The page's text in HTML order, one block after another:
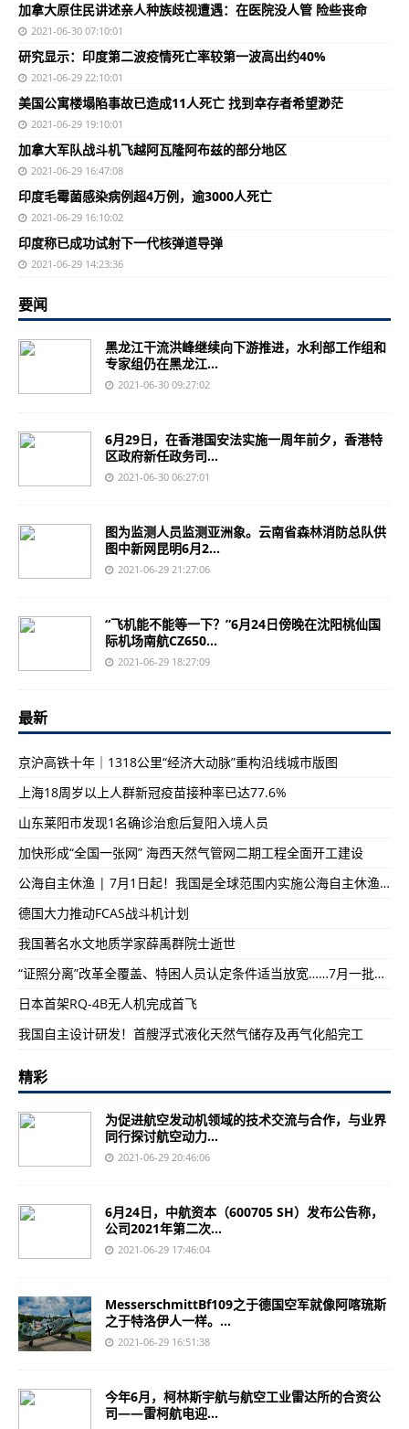
加拿大原住民讲述亲人种族歧视遭遇：在医院没人管 险些丧命
2021-06-30 07:10:01
研究显示：印度第二波疫情死亡率较第一波高出约40%
2021-06-29 22:10:01
美国公寓楼塌陷事故已造成11人死亡 找到幸存者希望渺茫
2021-06-29 19:10:01
加拿大军队战斗机飞越阿瓦隆阿布兹的部分地区
2021-06-29 16:47:08
印度毛霉菌感染病例超4万例，逾3000人死亡
2021-06-29 16:10:02
印度称已成功试射下一代核弹道导弹
2021-06-29 14:23:36
要闻
黑龙江干流洪峰继续向下游推进，水利部工作组和
专家组仍在黑龙江...
2021-06-30 09:27:02
6月29日，在香港国安法实施一周年前夕，香港特
区政府新任政务司...
2021-06-30 06:27:01
图为监测人员监测亚洲象。云南省森林消防总队供
图中新网昆明6月2...
2021-06-29 21:27:06
“飞机能不能等一下？”6月24日傍晚在沈阳桃仙国
际机场南航CZ650...
2021-06-29 18:27:09
最新
京沪高铁十年｜1318公里“经济大动脉”重构沿线城市版图
上海18周岁以上人群新冠疫苗接种率已达77.6%
山东莱阳市发现1名确诊治愈后复阳入境人员
加快形成“全国一张网” 海西天然气管网二期工程全面开工建设
公海自主休渔 | 7月1日起！我国是全球范围内实施公海自主休渔措施的首个国家
德国大力推动FCAS战斗机计划
我国著名水文地质学家薛禹群院士逝世
“证照分离”改革全覆盖、特困人员认定条件适当放宽……7月一批新规将施行
日本首架RQ-4B无人机完成首飞
我国自主设计研发！首艘浮式液化天然气储存及再气化船完工
精彩
为促进航空发动机领域的技术交流与合作，与业界
同行探讨航空动力...
2021-06-29 20:46:06
6月24日，中航资本（600705 SH）发布公告称，
公司2021年第二次...
2021-06-29 17:46:04
MesserschmittBf109之于德国空军就像阿喀琉斯
之于特洛伊人一样。...
2021-06-29 16:51:38
今年6月，柯林斯宇航与航空工业雷达所的合资公
司——雷柯航电迎...